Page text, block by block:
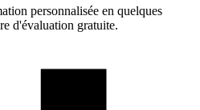
personnalisée en quelques
d'évaluation gratuite.